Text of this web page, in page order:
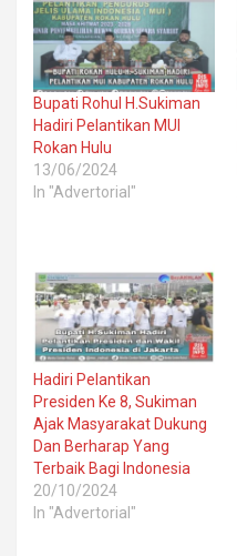
Bupati Rohul H.Sukiman
Hadiri Pelantikan MUI
Rokan Hulu
13/06/2024
In "Advertorial"
Hadiri Pelantikan
Presiden Ke 8, Sukiman
Ajak Masyarakat Dukung
Dan Berharap Yang
Terbaik Bagi Indonesia
20/10/2024
In "Advertorial"